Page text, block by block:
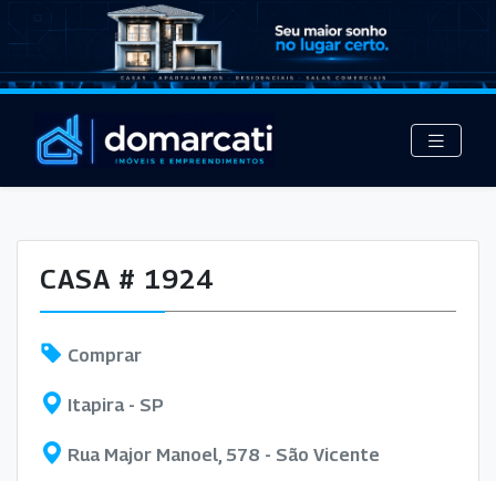
CASA # 1924
Comprar
Itapira - SP
Rua Major Manoel, 578 - São Vicente